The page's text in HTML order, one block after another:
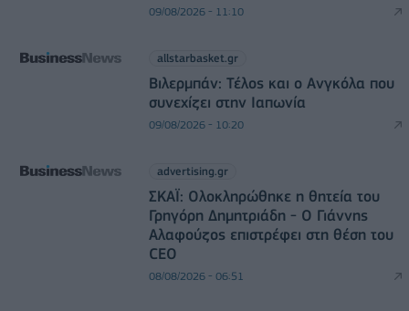
09/08/2026 - 11:10
allstarbasket.gr
Βιλερμπάν: Τέλος και ο Ανγκόλα που
συνεχίζει στην Ιαπωνία
09/08/2026 - 10:20
advertising.gr
ΣΚΑΪ: Ολοκληρώθηκε η θητεία του
Γρηγόρη Δημητριάδη - Ο Γιάννης
Αλαφούζος επιστρέφει στη θέση του
CEO
08/08/2026 - 06:51